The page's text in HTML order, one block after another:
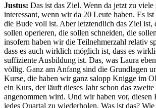
Justus: Das ist das Ziel. Wenn da jetzt zu viele
interessant, wenn wir da 20 Leute haben. Es
die Bude voll ist. Aber letztendlich das Ziel ist,
sollen operieren, die sollen schneiden, die
insofern haben wir die Teilnehmerzahl relativ
dass es auch wirklich möglich ist, dass es
suffiziente Ausbildung ist. Das, was Laura
völlig. Ganz am Anfang sind die Grundlagen
Kurse, die haben wir ganz salopp Knigge im
ein Kurs, der läuft dieses Jahr schon das
angenommen wird. Und wir haben vor, diesen
jedes Quartal zu wiederholen. Was ist das?